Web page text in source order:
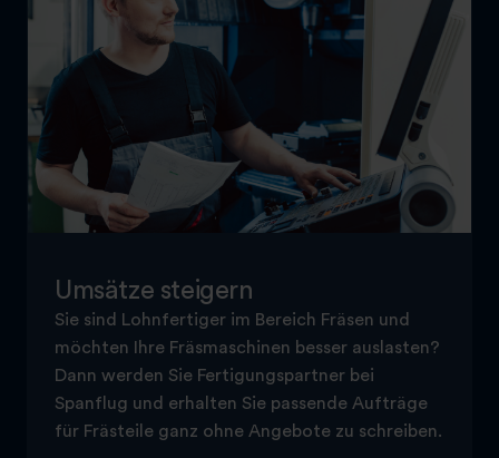
Umsätze steigern
Sie sind Lohnfertiger im Bereich Fräsen und
möchten Ihre Fräsmaschinen besser auslasten?
Dann werden Sie Fertigungspartner bei
Spanflug und erhalten Sie passende Aufträge
für Frästeile ganz ohne Angebote zu schreiben.